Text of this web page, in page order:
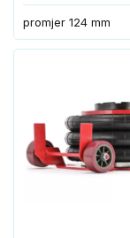
promjer 124 mm